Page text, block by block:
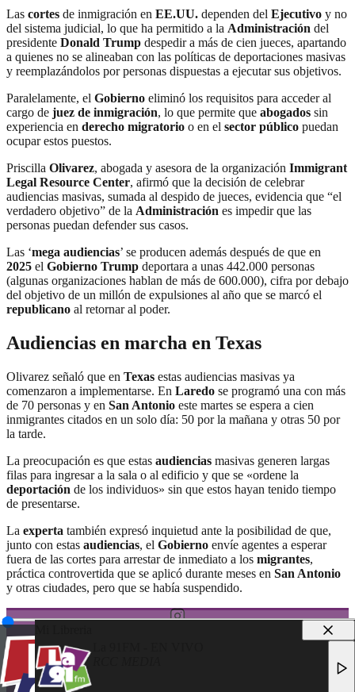
Las cortes de inmigración en EE.UU. dependen del Ejecutivo y no
del sistema judicial, lo que ha permitido a la Administración del
presidente Donald Trump despedir a más de cien jueces, apartando
a quienes no se alineaban con las políticas de deportaciones masivas
y reemplazándolos por personas dispuestas a ejecutar sus objetivos.
Paralelamente, el Gobierno eliminó los requisitos para acceder al
cargo de juez de inmigración, lo que permite que abogados sin
experiencia en derecho migratorio o en el sector público puedan
ocupar estos puestos.
Priscilla Olivarez, abogada y asesora de la organización Immigrant
Legal Resource Center, afirmó que la decisión de celebrar
audiencias masivas, sumada al despido de jueces, evidencia que “el
verdadero objetivo” de la Administración es impedir que las
personas puedan defender sus casos.
Las ‘mega audiencias’ se producen además después de que en
2025 el Gobierno Trump deportara a unas 442.000 personas
(algunas organizaciones hablan de más de 600.000), cifra por debajo
del objetivo de un millón de expulsiones al año que se marcó el
republicano al retornar al poder.
Audiencias en marcha en Texas
Olivarez señaló que en Texas estas audiencias masivas ya
comenzaron a implementarse. En Laredo se programó una con más
de 70 personas y en San Antonio este martes se espera a cien
inmigrantes citados en un solo día: 50 por la mañana y otras 50 por
la tarde.
La preocupación es que estas audiencias masivas generen largas
filas para ingresar a la sala o al edificio y que se «ordene la
deportación de los individuos» sin que estos hayan tenido tiempo
de presentarse.
La experta también expresó inquietud ante la posibilidad de que,
junto con estas audiencias, el Gobierno envíe agentes a esperar
fuera de las cortes para arrestar de inmediato a los migrantes,
práctica controvertida que se aplicó durante meses en San Antonio
y otras ciudades, pero que se había suspendido.